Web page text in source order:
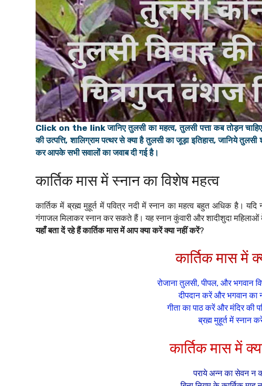
Click on the link जानिए तुलसी का महत्व, तुलसी पत्ता कब तोड़न
की उत्पत्ति, शालिग्राम पत्थर से क्या है तुलसी का जूड़ा इतिहास, जानिये तुलसी
कर आपके सभी सवालों का जवाब दी गई है।
कार्तिक मास में स्नान का विशेष महत्व
कार्तिक में ब्रह्म मुहूर्त में पवित्र नदी में स्नान का महत्व बहुत अधिक है।
गंगाजल मिलाकर स्नान कर सकते हैं। यह स्नान कुंवारी और शादीशुदा महिलाओं
यहाँ बता दें रहे हैं कार्तिक मास में आप क्या करें क्या नहीं करें?
कार्तिक मास में
रोजाना तुलसी, पीपल, और भगवान
दीपदान करें और भगवान का
गीता का पाठ करें और मंदिर की
ब्रह्म मुहूर्त में स्नान
कार्तिक मास में
पराये अन्न का सेवन न